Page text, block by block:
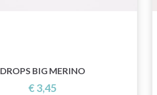
DROPS BIG MERINO
€ 3,45